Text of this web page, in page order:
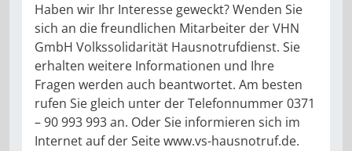
Haben wir Ihr Interesse geweckt? Wenden Sie
sich an die freundlichen Mitarbeiter der VHN
GmbH Volkssolidarität Hausnotrufdienst. Sie
erhalten weitere Informationen und Ihre
Fragen werden auch beantwortet. Am besten
rufen Sie gleich unter der Telefonnummer 0371
– 90 993 993 an. Oder Sie informieren sich im
Internet auf der Seite www.vs-hausnotruf.de.